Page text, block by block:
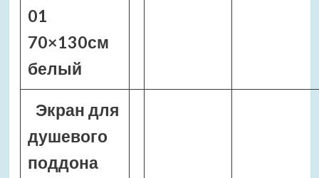
01
70×130см
белый
Экран для
душевого
поддона